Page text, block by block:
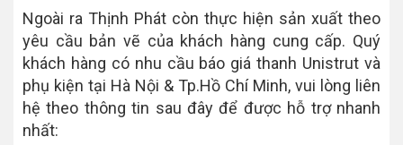
Ngoài ra Thịnh Phát còn thực hiện sản xuất theo
yêu cầu bản vẽ của khách hàng cung cấp. Quý
khách hàng có nhu cầu báo giá thanh Unistrut và
phụ kiện tại Hà Nội & Tp.Hồ Chí Minh, vui lòng liên
hệ theo thông tin sau đây để được hỗ trợ nhanh
nhất: